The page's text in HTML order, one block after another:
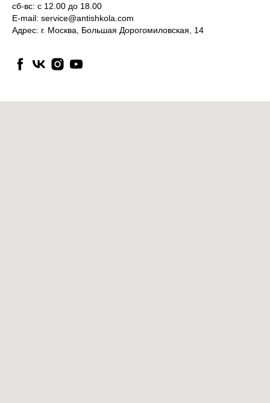
сб-вс: с 12.00 до 18.00
E-mail: service@antishkola.com
Адрес: г. Москва, Большая Дорогомиловская, 14